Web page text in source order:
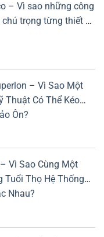
– Vì sao những công
trọng từng thiết bị
– Vì Sao Một
Thuật Có Thể Kéo
Ôn?
Vì Sao Cùng Một
Tuổi Thọ Hệ Thống
Nhau?